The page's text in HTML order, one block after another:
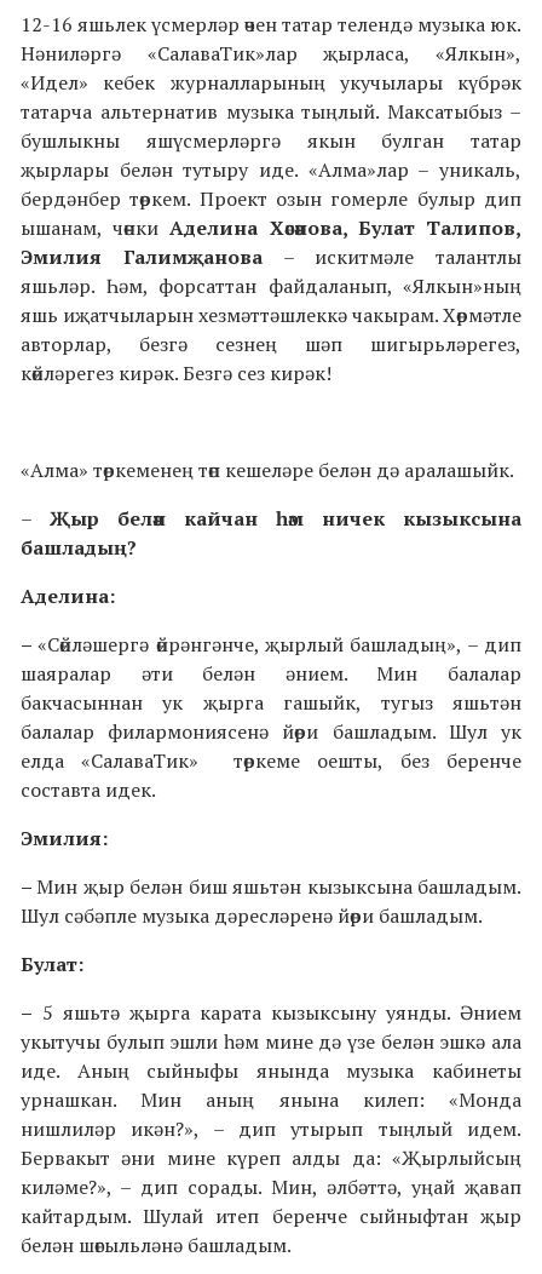
12-16 яшьлек үсмерләр өчен татар телендә музыка юк.
Нәниләргә «СалаваТик»лар җырласа, «Ялкын»,
«Идел» кебек журналларының укучылары күбрәк
татарча альтернатив музыка тыңлый. Максатыбыз –
бушлыкны яшүсмерләргә якын булган татар
җырлары белән тутыру иде. «Алма»лар – уникаль,
бердәнбер төркем. Проект озын гомерле булыр дип
ышанам, чөнкиАделина Хәсәнова, Булат Талипов,
Эмилия Галимҗанова– искитмәле талантлы
яшьләр. Һәм, форсаттан файдаланып, «Ялкын»ның
яшь иҗатчыларын хезмәттәшлеккә чакырам. Хөрмәтле
авторлар, безгә сезнең шәп шигырьләрегез,
көйләрегез кирәк. Безгә сез кирәк!
«Алма» төркеменең төп кешеләре белән дә аралашыйк.
– Җыр белән кайчан һәм ничек кызыксына
башладың?
Аделина:
–«Сөйләшергә өйрәнгәнче, җырлый башладың», – дип
шаяралар әти белән әнием. Мин балалар
бакчасыннан ук җырга гашыйк, тугыз яшьтән
балалар филармониясенә йөри башладым. Шул ук
елда «СалаваТик» төркеме оешты, без беренче
составта идек.
Эмилия:
–Мин җыр белән биш яшьтән кызыксына башладым.
Шул сәбәпле музыка дәресләренә йөри башладым.
Булат:
– 5 яшьтә җырга карата кызыксыну уянды. Әнием
укытучы булып эшли һәм мине дә үзе белән эшкә ала
иде. Аның сыйныфы янында музыка кабинеты
урнашкан. Мин аның янына килеп: «Монда
нишлиләр икән?», – дип утырып тыңлый идем.
Бервакыт әни мине күреп алды да: «Җырлыйсың
киләме?», – дип сорады. Мин, әлбәттә, уңай җавап
кайтардым. Шулай итеп беренче сыйныфтан җыр
белән шөгыльләнә башладым.